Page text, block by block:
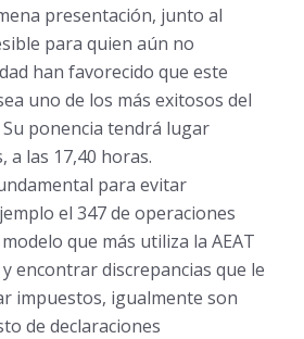
presentación, junto al
para quien aún no
han favorecido que este
uno de los más exitosos del
ponencia tendrá lugar
a las 17,40 horas.
para evitar
el 347 de operaciones
que más utiliza la AEAT
encontrar discrepancias que le
impuestos, igualmente son
de declaraciones